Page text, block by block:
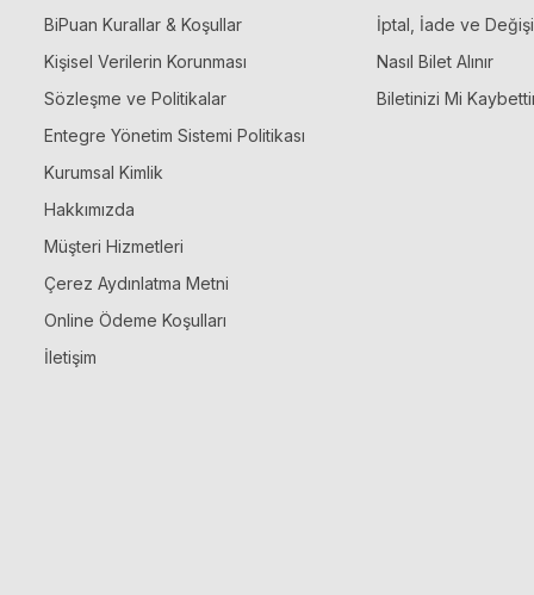
BiPuan Kurallar & Koşullar
Kişisel Verilerin Korunması
Sözleşme ve Politikalar
Entegre Yönetim Sistemi Politikası
Kurumsal Kimlik
Hakkımızda
Müşteri Hizmetleri
Çerez Aydınlatma Metni
Online Ödeme Koşulları
İletişim
İptal, İade ve
Nasıl Bilet Alınır
Biletinizi Mi